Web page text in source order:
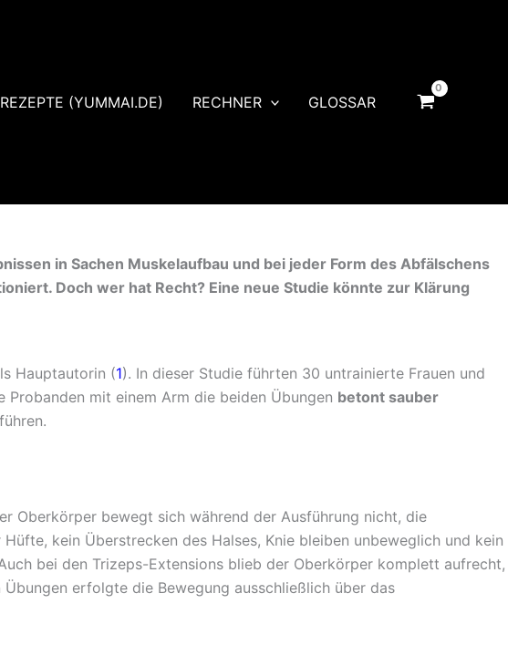
REZEPTE (YUMMAI.DE) RECHNER GLOSSAR
in Sachen Muskelaufbau und bei jeder Form des Abfälschens
Doch wer hat Recht? Eine neue Studie könnte zur Klärung
Hauptautorin (1). In dieser Studie führten 30 untrainierte Frauen und
Probanden mit einem Arm die beiden Übungen betont sauber
Oberkörper bewegt sich während der Ausführung nicht, die
kein Überstrecken des Halses, Knie bleiben unbeweglich und kein
bei den Trizeps-Extensions blieb der Oberkörper komplett aufrecht,
erfolgte die Bewegung ausschließlich über das